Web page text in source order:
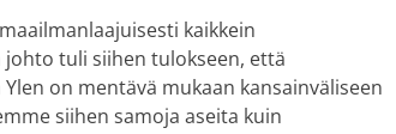
kaikkein
tuli siihen tulokseen, että
on mentävä mukaan kansainväliseen
siihen samoja aseita kuin